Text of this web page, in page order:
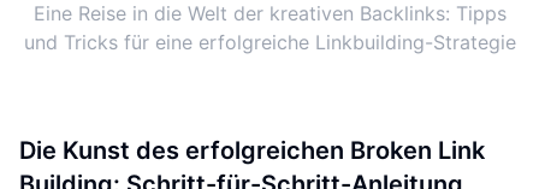
Eine Reise in die Welt der kreativen Backlinks: Tipps
und Tricks für eine erfolgreiche Linkbuilding-Strategie
Die Kunst des erfolgreichen Broken Link